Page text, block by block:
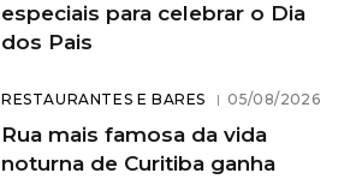
especiais para celebrar o Dia
dos Pais
RESTAURANTES E BARES 05/08/2026
Rua mais famosa da vida
noturna de Curitiba ganha